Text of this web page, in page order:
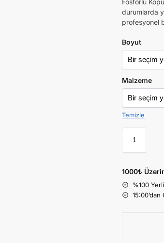
durumlarda
profesyonel
Boyut
Malzeme
Temizle
1000₺
%100